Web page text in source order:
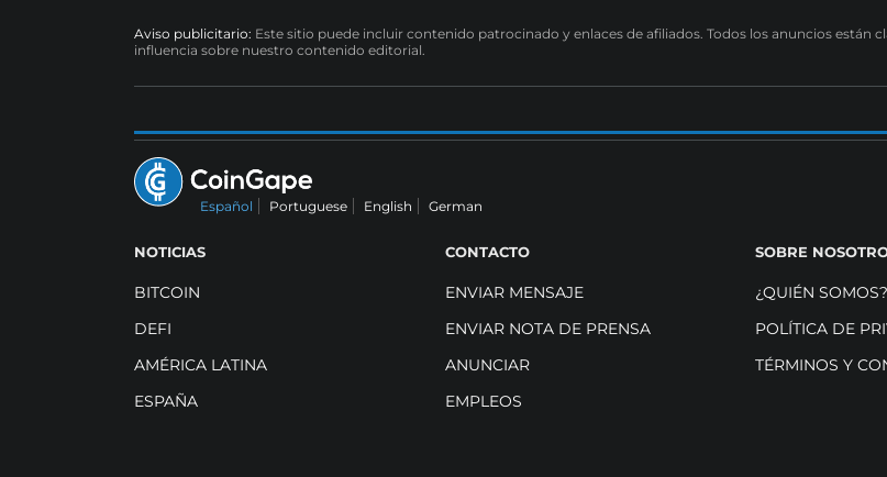
Aviso publicitario: Este sitio puede incluir contenido patrocinado y enlaces de afiliados. Todos los anuncios
influencia sobre nuestro contenido editorial.
Español Portuguese English German
NOTICIAS
BITCOIN
DEFI
AMÉRICA LATINA
ESPAÑA
CONTACTO
ENVIAR MENSAJE
ENVIAR NOTA DE PRENSA
ANUNCIAR
EMPLEOS
SOBRE
¿QUIÉN SOMOS?
POLÍTICA DE
TÉRMINOS Y